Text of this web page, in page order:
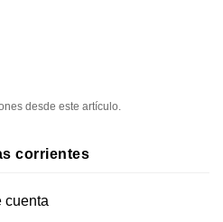
desde este artículo.
corrientes
cuenta